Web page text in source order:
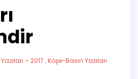
– 2017 ,Köşe-Basın Yazıları